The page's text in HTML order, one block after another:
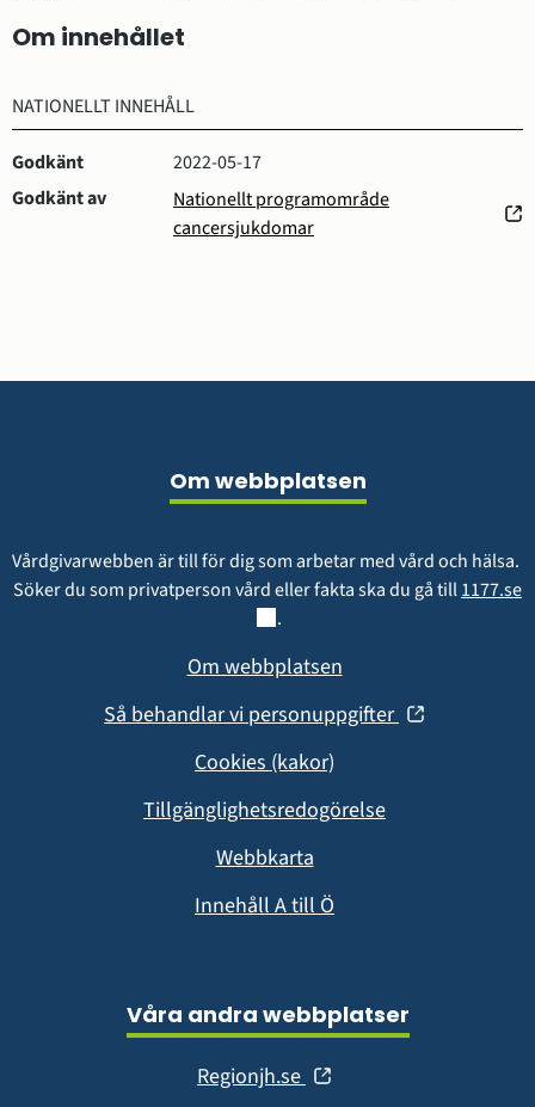
Om innehållet
NATIONELLT INNEHÅLL
Godkänt
2022-05-17
Godkänt av
Nationellt programområde
cancersjukdomar
(öppnas
Om webbplatsen
Vårdgivarwebben är till för dig som arbetar med vård och hälsa.
Söker du som privatperson vård eller fakta ska du gå till 1177.se
.
Om webbplatsen
Så behandlar vi personuppgifter (öppnas
Cookies (kakor)
Tillgänglighetsredogörelse
Webbkarta
Innehåll A till Ö
Våra andra webbplatser
Regionjh.se (öppnas